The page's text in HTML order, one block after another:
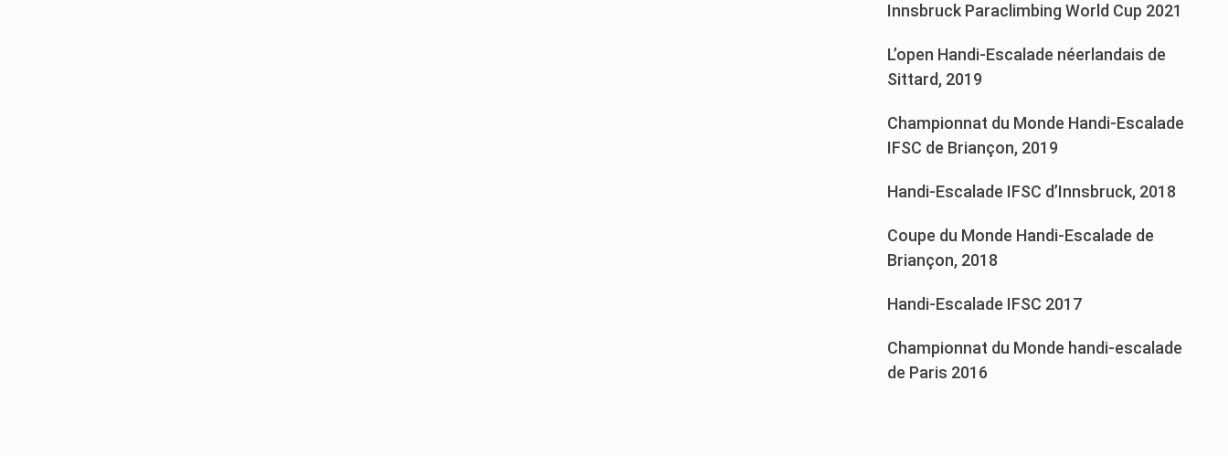
Innsbruck Paraclimbing World Cup 2021
L’open Handi-Escalade néerlandais de
Sittard, 2019
Championnat du Monde Handi-Escalade
IFSC de Briançon, 2019
Handi-Escalade IFSC d’Innsbruck, 2018
Coupe du Monde Handi-Escalade de
Briançon, 2018
Handi-Escalade IFSC 2017
Championnat du Monde handi-escalade
de Paris 2016